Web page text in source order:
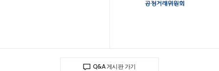
Q&A 게시판 가기